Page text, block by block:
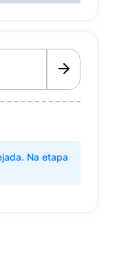
Na etapa